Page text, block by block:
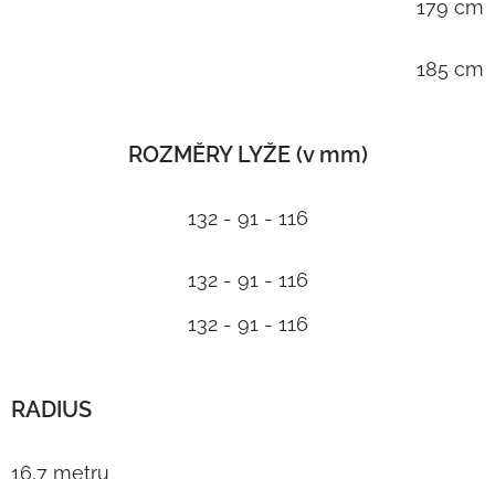
179 cm
185 cm
ROZMĚRY LYŽE (v mm)
132 - 91 - 116
132 - 91 - 116
132 - 91 - 116
RADIUS
16,7 metru